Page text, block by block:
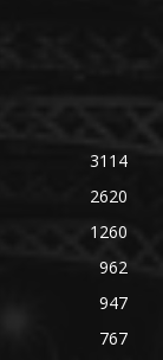
3114
2620
1260
962
947
767